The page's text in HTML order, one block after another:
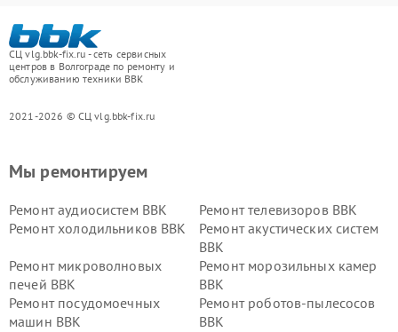
СЦ vlg.bbk-fix.ru - сеть сервисных
центров в Волгограде по ремонту и
обслуживанию техники BBK
2021-2026 © СЦ vlg.bbk-fix.ru
Мы ремонтируем
Ремонт аудиосистем BBK
Ремонт телевизоров BBK
Ремонт холодильников BBK
Ремонт акустических систем
BBK
Ремонт микроволновых
печей BBK
Ремонт морозильных камер
BBK
Ремонт посудомоечных
машин BBK
Ремонт роботов-пылесосов
BBK